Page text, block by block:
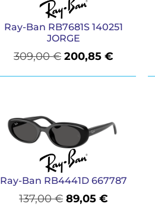
Ray-Ban RB7681S 140251
JORGE
309,00€ 200,85€
Ray-Ban RB4441D 667787
137,00€ 89,05€